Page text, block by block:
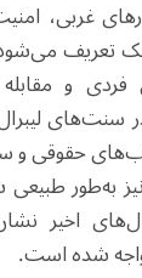
غربی،
تعریف
و
سنت‌های
حقوقی و
به‌طور
اخیر
شده است.